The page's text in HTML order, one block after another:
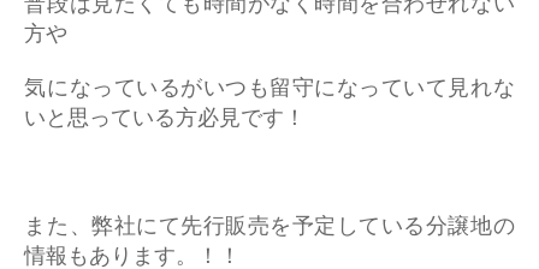
方や
気になっているがいつも留守になっていて見れな
いと思っている方必見です！
また、弊社にて先行販売を予定している分譲地の
情報もあります。！！